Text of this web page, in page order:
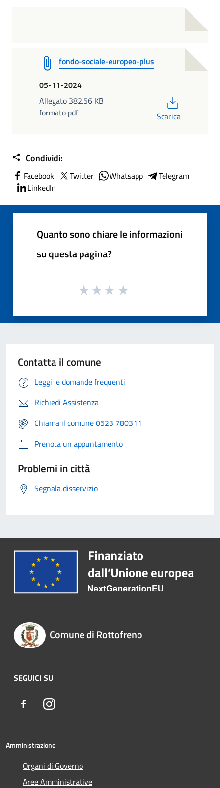
fondo-sociale-europeo-plus
05-11-2024
Allegato 382.56 KB
formato pdf
Scarica
Condividi:
Facebook Twitter Whatsapp
Telegram
LinkedIn
Quanto sono chiare le informazioni
su questa pagina?
Contatta il comune
Leggi le domande frequenti
Richiedi Assistenza
Chiama il comune 0523 780311
Prenota un appuntamento
Problemi in città
Segnala disservizio
Comune di Rottofreno
SEGUICI SU
FacebookInstagram
Amministrazione
Organi di Governo
Aree Amministrative